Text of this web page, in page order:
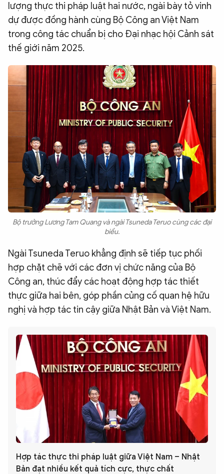
lượng thực thi pháp luật hai nước, ngài bày tỏ vinh
dự được đồng hành cùng Bộ Công an Việt Nam
trong công tác chuẩn bị cho Đại nhạc hội Cảnh sát
thế giới năm 2025.
Bộ trưởng Lương Tam Quang và ngài Tsuneda Teruo cùng các đại
biểu.
Ngài Tsuneda Teruo khẳng định sẽ tiếp tục phối
hợp chặt chẽ với các đơn vị chức năng của Bộ
Công an, thúc đẩy các hoạt động hợp tác thiết
thực giữa hai bên, góp phần củng cố quan hệ hữu
nghị và hợp tác tin cậy giữa Nhật Bản và Việt Nam.
Hợp tác thực thi pháp luật giữa Việt Nam – Nhật
Bản đạt nhiều kết quả tích cực, thực chất